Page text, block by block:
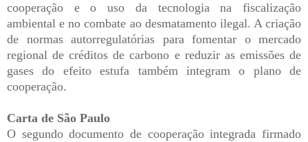
cooperação e o uso da tecnologia na fiscalização
ambiental e no combate ao desmatamento ilegal. A criação
de normas autorregulatórias para fomentar o mercado
regional de créditos de carbono e reduzir as emissões de
gases do efeito estufa também integram o plano de
cooperação.
Carta de São Paulo
O segundo documento de cooperação integrada firmado